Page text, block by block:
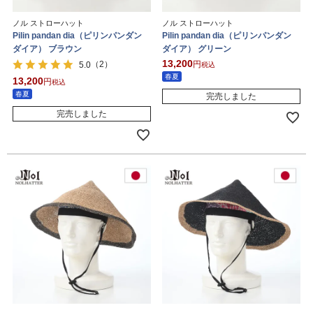
ノル ストローハット
Pilin pandan dia（ピリンパンダン
ダイア） ブラウン
5.0 （2）
13,200
税込
春夏
完売しました
ノル ストローハット
Pilin pandan dia（ピリンパンダン
ダイア） グリーン
13,200
税込
春夏
完売しました